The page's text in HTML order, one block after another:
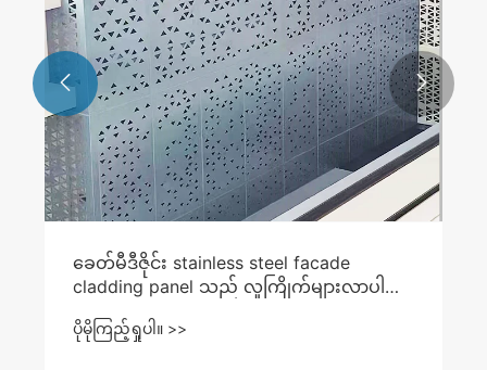
ခေတ်မီဒီဇိုင်း stainless steel facade
cladding panel သည် လူကြိုက်များလာပါ
ပိုမိုကြည့်ရှုပါ။ >>
 